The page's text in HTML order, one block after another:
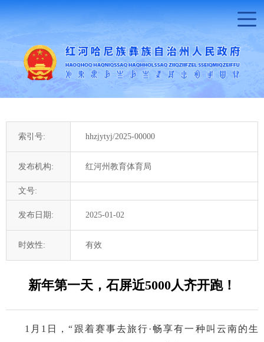
索引号: hhzjytyj/2025-00000
发布机构: 红河州教育体育局
文号:
发布日期: 2025-01-02
时效性: 有效
新年第一天，石屏近5000人齐开跑！
1月1日，“跟着赛事去旅行·畅享有一种叫云南的生